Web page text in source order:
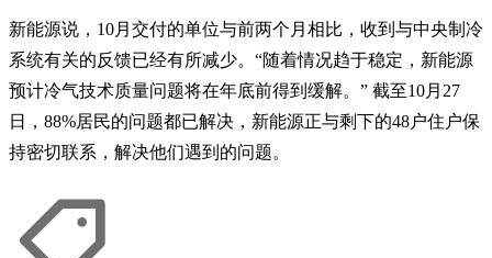
新能源说，10月交付的单位与前两个月相比，收到与中央制冷
系统有关的反馈已经有所减少。“随着情况趋于稳定，新能源
预计冷气技术质量问题将在年底前得到缓解。” 截至10月27
日，88%居民的问题都已解决，新能源正与剩下的48户住户保
持密切联系，解决他们遇到的问题。